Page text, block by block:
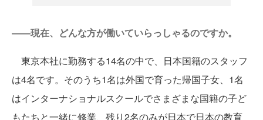
――現在、どんな方が働いていらっしゃるのですか。
東京本社に勤務する14名の中で、日本国籍のスタッフ
は4名です。そのうち1名は外国で育った帰国子女、1名
はインターナショナルスクールでさまざまな国籍の子ど
もたちと一緒に修業、残り2名のみが日本で日本の教育